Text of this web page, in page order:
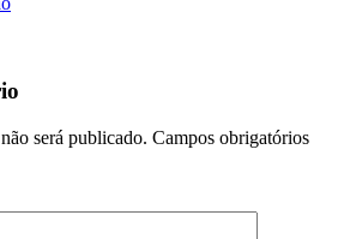
será publicado. Campos obrigatórios